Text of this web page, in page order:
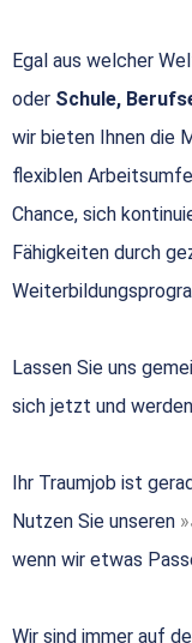
Egal aus welcher
oder Schule,
wir bieten Ihnen die
flexiblen
Chance, sich
Fähigkeiten durch
Lassen Sie uns
sich jetzt und
Ihr Traumjob ist
Nutzen Sie unseren
wenn wir etwas
Wir sind immer auf